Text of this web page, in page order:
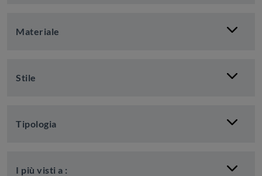
Materiale
Stile
Tipologia
I più visti a :